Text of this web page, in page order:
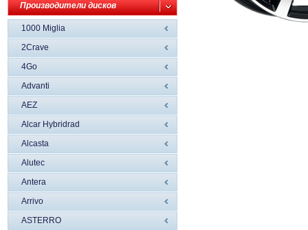
Производители дисков
1000 Miglia
2Crave
4Go
Advanti
AEZ
Alcar Hybridrad
Alcasta
Alutec
Antera
Arrivo
ASTERRO